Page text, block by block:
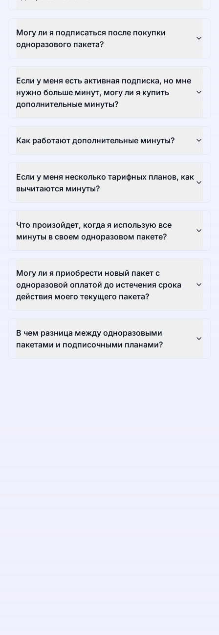
Могу ли я подписаться после покупки
одноразового пакета?
Если у меня есть активная подписка, но мне
нужно больше минут, могу ли я купить
дополнительные минуты?
Как работают дополнительные минуты?
Если у меня несколько тарифных планов, как
вычитаются минуты?
Что произойдет, когда я использую все
минуты в своем одноразовом пакете?
Могу ли я приобрести новый пакет с
одноразовой оплатой до истечения срока
действия моего текущего пакета?
В чем разница между одноразовыми
пакетами и подписочными планами?